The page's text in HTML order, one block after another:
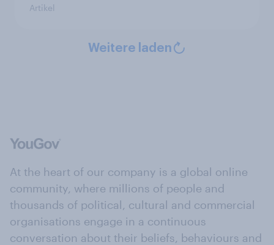
Artikel
Weitere laden
At the heart of our company is a global online
community, where millions of people and
thousands of political, cultural and commercial
organisations engage in a continuous
conversation about their beliefs, behaviours and